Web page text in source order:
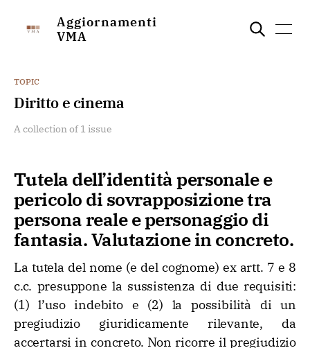
Aggiornamenti
VMA
TOPIC
Diritto e cinema
A collection of 1 issue
Tutela dell’identità personale e
pericolo di sovrapposizione tra
persona reale e personaggio di
fantasia. Valutazione in concreto.
La tutela del nome (e del cognome) ex artt. 7 e 8
c.c. presuppone la sussistenza di due requisiti:
(1) l’uso indebito e (2) la possibilità di un
pregiudizio giuridicamente rilevante, da
accertarsi in concreto. Non ricorre il pregiudizio